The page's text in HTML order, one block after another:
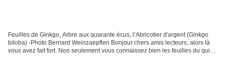
Feuilles de Ginkgo, Arbre aux quarante écus, l’Abricotier d'argent (Ginkgo
biloba) -Photo Bernard Weinzaepflen Bonjour chers amis lecteurs, alors là
vous avez fait fort. Non seulement vous connaissez bien les feuilles du quiz